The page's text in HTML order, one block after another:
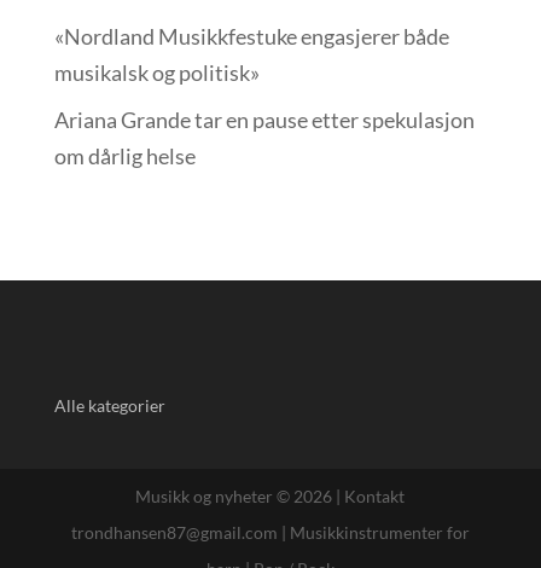
«Nordland Musikkfest­uke engasjerer både
musikalsk og politisk»
Ariana Grande tar en pause etter spekulasjon
om dårlig helse
Alle kategorier
Musikk og nyheter © 2026 | Kontakt
trondhansen87@gmail.com | Musikkinstrumenter for